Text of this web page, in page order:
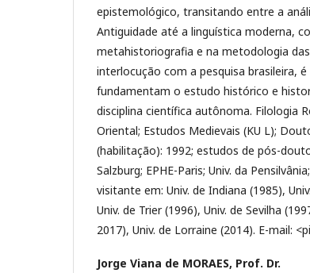
epistemológico, transitando entre a
Antiguidade até a linguística moderna,
metahistoriografia e na metodologia
interlocução com a pesquisa brasileira,
fundamentam o estudo histórico e
disciplina científica autônoma. Filologia
Oriental; Estudos Medievais (KU L);
(habilitação): 1992; estudos de pós-
Salzburg; EPHE-Paris; Univ. da
visitante em: Univ. de Indiana (1985),
Univ. de Trier (1996), Univ. de Sevilha
2017), Univ. de Lorraine (2014). E-mail:
Jorge Viana de MORAES, Prof. Dr.